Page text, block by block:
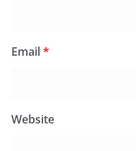
Email*
Website